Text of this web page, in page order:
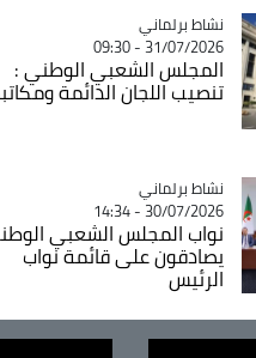
Catégorie
نشاط برلماني
31/07/2026 - 09:30
المجلس الشعبي الوطني :
تنصيب اللجان الدائمة
Catégorie
نشاط برلماني
30/07/2026 - 14:34
نواب المجلس الشعبي
يصادقون على قائمة نواب
الرئيس